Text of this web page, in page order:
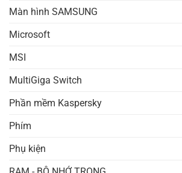
Màn hình SAMSUNG
Microsoft
MSI
MultiGiga Switch
Phần mềm Kaspersky
Phím
Phụ kiện